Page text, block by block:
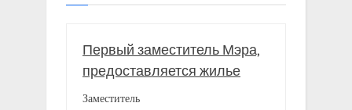
Первый заместитель Мэра,
предоставляется жилье
Заместитель